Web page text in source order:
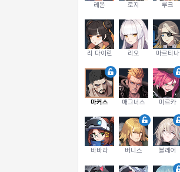
레온 로지 루크
리 다이린 리오 마르티나
마커스 매그너스 미르카
바바라 버니스 블레어